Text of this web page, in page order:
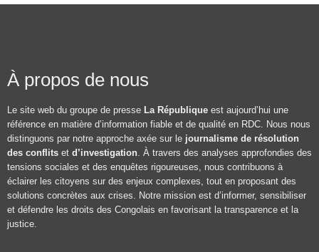
À propos de nous
Le site web du groupe de presse La République est aujourd’hui une
référence en matière d’information fiable et de qualité en RDC. Nous nous
distinguons par notre approche axée sur le journalisme de résolution
des conflits et d’investigation. À travers des analyses approfondies des
tensions sociales et des enquêtes rigoureuses, nous contribuons à
éclairer les citoyens sur des enjeux complexes, tout en proposant des
solutions concrètes aux crises. Notre mission est d’informer, sensibiliser
et défendre les droits des Congolais en favorisant la transparence et la
justice.